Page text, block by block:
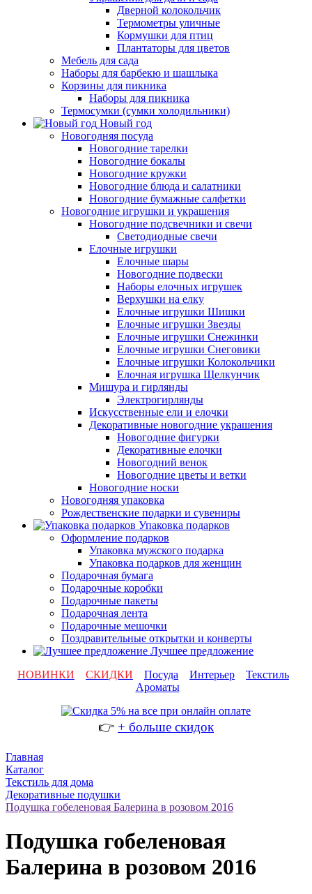
Дверной колокольчик
Термометры уличные
Кормушки для птиц
Плантаторы для цветов
Мебель для сада
Наборы для барбекю и шашлыка
Корзины для пикника
Наборы для пикника
Термосумки (сумки холодильники)
Новый год
Новогодняя посуда
Новогодние тарелки
Новогодние бокалы
Новогодние кружки
Новогодние блюда и салатники
Новогодние бумажные салфетки
Новогодние игрушки и украшения
Новогодние подсвечники и свечи
Светодиодные свечи
Елочные игрушки
Елочные шары
Новогодние подвески
Наборы елочных игрушек
Верхушки на елку
Елочные игрушки Шишки
Елочные игрушки Звезды
Елочные игрушки Снежинки
Елочные игрушки Снеговики
Елочные игрушки Колокольчики
Елочная игрушка Щелкунчик
Мишура и гирлянды
Электрогирлянды
Искусственные ели и елочки
Декоративные новогодние украшения
Новогодние фигурки
Декоративные елочки
Новогодний венок
Новогодние цветы и ветки
Новогодние носки
Новогодняя упаковка
Рождественские подарки и сувениры
Упаковка подарков
Оформление подарков
Упаковка мужского подарка
Упаковка подарков для женщин
Подарочная бумага
Подарочные коробки
Подарочные пакеты
Подарочная лента
Подарочные мешочки
Поздравительные открытки и конверты
Лучшее предложение
НОВИНКИ
СКИДКИ Посуда Интерьер
Текстиль
Ароматы
👉 + больше скидок
Главная
Каталог
Текстиль для дома
Декоративные подушки
Подушка гобеленовая Балерина в розовом 2016
Подушка гобеленовая
Балерина в розовом 2016